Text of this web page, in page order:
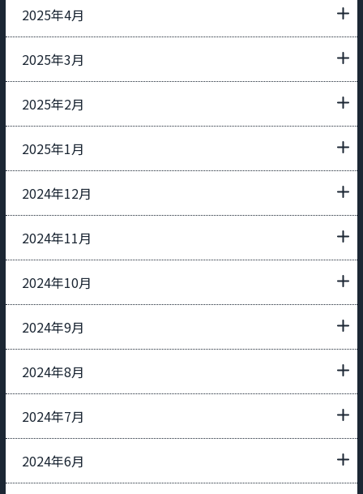
2025年4月
2025年3月
2025年2月
2025年1月
2024年12月
2024年11月
2024年10月
2024年9月
2024年8月
2024年7月
2024年6月